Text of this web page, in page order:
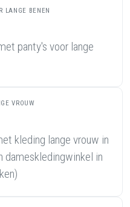
LANGE BENEN
panty's voor lange
VROUW
kleding lange vrouw in
dameskledingwinkel in